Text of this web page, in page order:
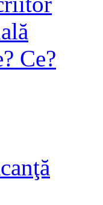
Ce?